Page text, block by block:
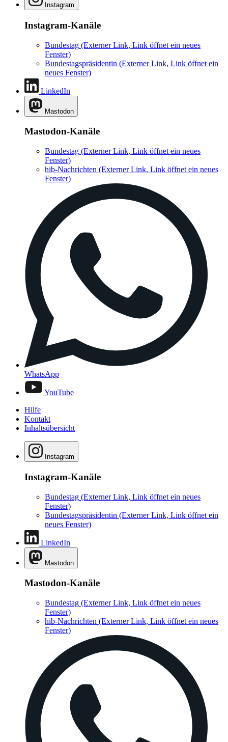
Instagram
Instagram-Kanäle
Bundestag (Externer Link, Link öffnet ein neues
Fenster)
Bundestagspräsidentin (Externer Link, Link öffnet ein
neues Fenster)
LinkedIn
Mastodon
Mastodon-Kanäle
Bundestag (Externer Link, Link öffnet ein neues
Fenster)
hib-Nachrichten (Externer Link, Link öffnet ein neues
Fenster)
WhatsApp
YouTube
Hilfe
Kontakt
Inhaltsübersicht
Instagram
Instagram-Kanäle
Bundestag (Externer Link, Link öffnet ein neues
Fenster)
Bundestagspräsidentin (Externer Link, Link öffnet ein
neues Fenster)
LinkedIn
Mastodon
Mastodon-Kanäle
Bundestag (Externer Link, Link öffnet ein neues
Fenster)
hib-Nachrichten (Externer Link, Link öffnet ein neues
Fenster)